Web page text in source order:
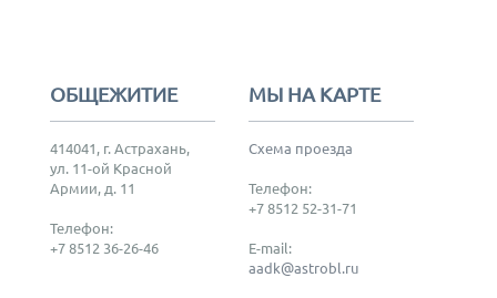
ОБЩЕЖИТИЕ
414041, г. Астрахань,
ул. 11-ой Красной
Армии, д. 11
Телефон:
+7 8512 36-26-46
МЫ НА КАРТЕ
Схема проезда
Телефон:
+7 8512 52-31-71
E-mail:
aadk@astrobl.ru